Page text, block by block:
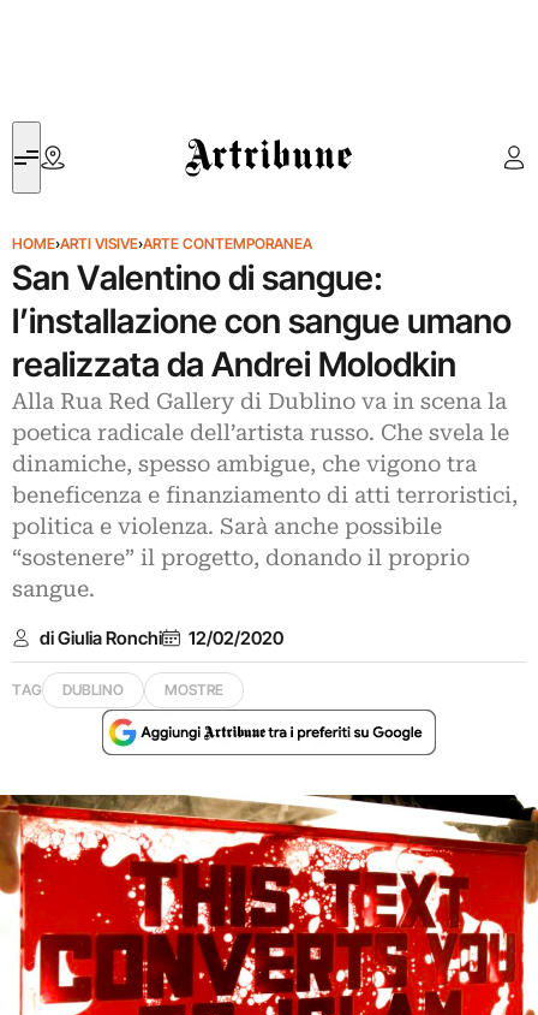
Artribune
HOME›ARTI VISIVE›ARTE CONTEMPORANEA
San Valentino di sangue:
l’installazione con sangue umano
realizzata da Andrei Molodkin
Alla Rua Red Gallery di Dublino va in scena la
poetica radicale dell’artista russo. Che svela le
dinamiche, spesso ambigue, che vigono tra
beneficenza e finanziamento di atti terroristici,
politica e violenza. Sarà anche possibile
“sostenere” il progetto, donando il proprio
sangue.
di Giulia Ronchi 12/02/2020
TAG DUBLINO MOSTRE